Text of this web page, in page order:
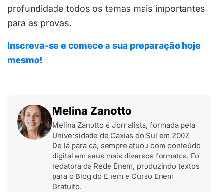
profundidade todos os temas mais importantes
para as provas.
Inscreva-se e comece a sua preparação hoje
mesmo!
Melina Zanotto
Melina Zanotto é Jornalista, formada pela
Universidade de Caxias do Sul em 2007.
De lá para cá, sempre atuou com conteúdo
digital em seus mais diversos formatos. Foi
redatora da Rede Enem, produzindo textos
para o Blog do Enem e Curso Enem
Gratuito.